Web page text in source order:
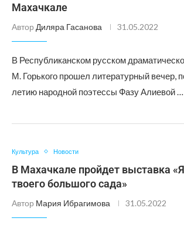
Махачкале
Автор Диляра Гасанова 31.05.2022
В Республиканском русском
М. Горького прошел литературный вечер,
летию народной поэтессы Фазу Алиевой …
Культура Новости
В Махачкале пройдет выставка
твоего большого сада»
Автор Мария Ибрагимова 31.05.2022